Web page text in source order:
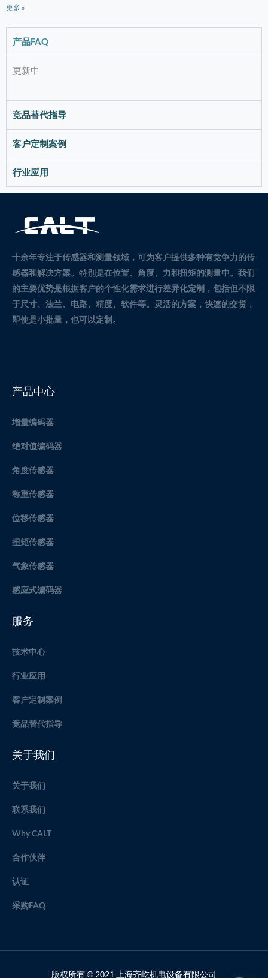
更多 »
产品FAQ
更新中
竞品替代指导
客户定制案例
行业应用
十余年专注于传感器和测量领域，可为客户提供多种有竞争力的传
感器和解决方案。 特别是在位置、角度、力和扭矩的测量中。 我们
的主要优势是根据客户的个性化需求进行差异化定制，包括但不限
于尺寸、法兰、电路、精度、软件等。灵活的方案，快速的交货，
即使是小批量，也可以定制。
产品中心
增量编码器
绝对值编码器
角度传感器
称重传感器
位移传感器
扭矩传感器
气象传感器
感应式编码器
服务
技术中心
行业应用
客户定制案例
竞品替代指导
关于我们
关于我们
联系我们
Why CALT
合作伙伴
认证
采购FAQ
版权所有 © 2021 上海齐屹机电设备有限公司